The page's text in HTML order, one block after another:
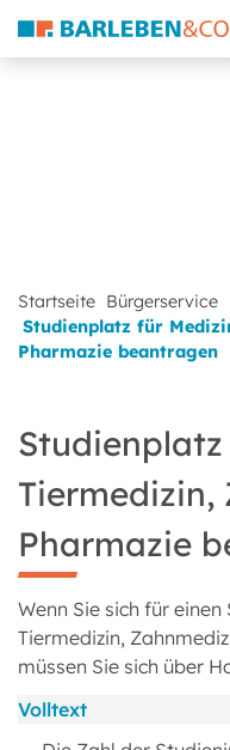
Startseite Bürgerservice
Studienplatz für
Pharmazie beantragen
Tiermedizin,
Pharmazie
Wenn Sie sich für
Tiermedizin,
müssen Sie sich über
Volltext